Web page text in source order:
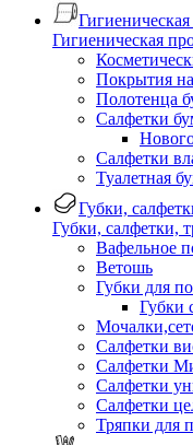
Гигиеническая
Покрытия
Полотенца
Салфетки
Салфетки
Туалетная
Губки,
Губки, салфетки,
Вафельное
Ветошь
Губки для
Губки
Салфетки
Салфетки
Салфетки
Салфетки
Тряпки для